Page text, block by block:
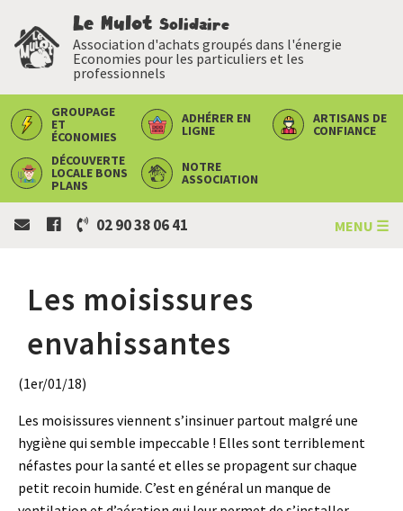
Le Mulot Solidaire
Association d'achats groupés dans l'énergie
Economies pour les particuliers et les
professionnels
GROUPAGE
ET
ÉCONOMIES
ADHÉRER EN
LIGNE
ARTISANS DE
CONFIANCE
DÉCOUVERTE
LOCALE BONS
PLANS
NOTRE
ASSOCIATION
02 90 38 06 41 MENU ☰
Les moisissures
envahissantes
(1er/01/18)
Les moisissures viennent s’insinuer partout malgré une
hygiène qui semble impeccable ! Elles sont terriblement
néfastes pour la santé et elles se propagent sur chaque
petit recoin humide. C’est en général un manque de